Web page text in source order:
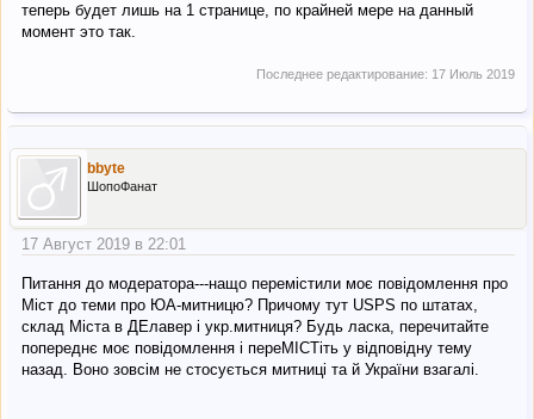
теперь будет лишь на 1 странице, по крайней мере на данный
момент это так.
Последнее редактирование: 17 Июль 2019
bbyte
ШопоФанат
17 Август 2019 в 22:01
Питання до модератора---нащо перемістили моє повідомлення про
Міст до теми про ЮА-митницю? Причому тут USPS по штатах,
склад Міста в ДЕлавер і укр.митниця? Будь ласка, перечитайте
попереднє моє повідомлення і переМІСТіть у відповідну тему
назад. Воно зовсім не стосується митниці та й України взагалі.